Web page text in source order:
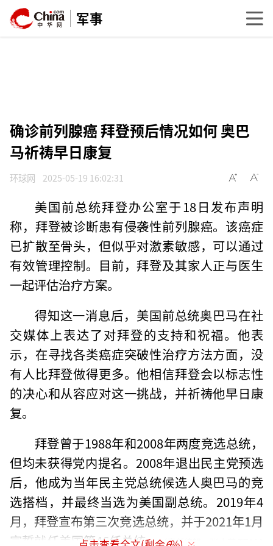
军事
确诊前列腺癌 拜登预后情况如何 奥巴
马祈祷早日康复
环球网 2025-05-19 16:02:31
美国前总统拜登办公室于18日发布声明
称，拜登被诊断患有侵袭性前列腺癌。该癌症
已扩散至骨头，但似乎对激素敏感，可以通过
有效管理控制。目前，拜登及其家人正与医生
一起评估治疗方案。
得知这一消息后，美国前总统奥巴马在社
交媒体上表达了对拜登的支持和祝福。他表
示，在寻找各类癌症突破性治疗方法方面，没
有人比拜登做得更多。他相信拜登会以标志性
的决心和从容应对这一挑战，并祈祷他早日康
复。
拜登曾于1988年和2008年两度竞选总统，
但均未获得党内提名。2008年退出民主党预选
后，他成为当年民主党总统候选人奥巴马的竞
选搭档，并最终当选为美国副总统。2019年4
月，拜登宣布第三次竞选总统，并于2021年1月
宣誓就任美国第46任总统。（责任编辑：张小花 TT100